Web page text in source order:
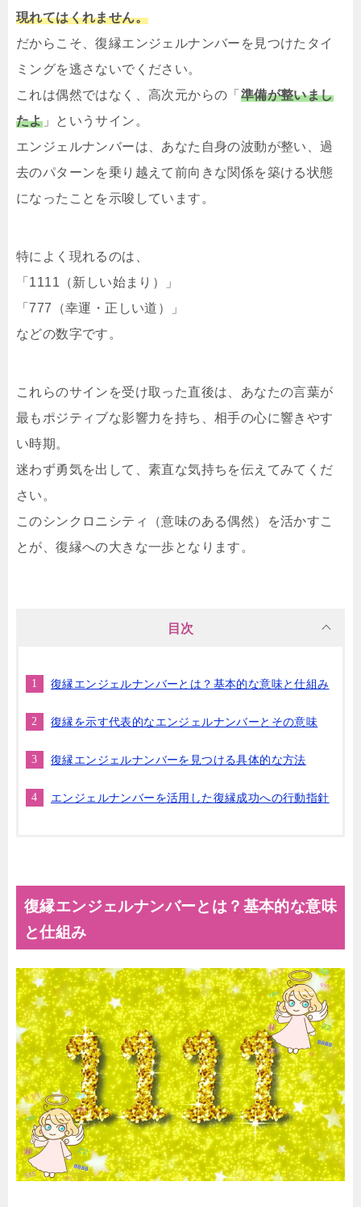
現れてはくれません。
だからこそ、復縁エンジェルナンバーを見つけたタイ
ミングを逃さないでください。
これは偶然ではなく、高次元からの「 準備が整いまし
たよ」というサイン。
エンジェルナンバーは、あなた自身の波動が整い、過
去のパターンを乗り越えて前向きな関係を築ける状態
になったことを示唆しています。
特によく現れるのは、
「1111（新しい始まり）」
「777（幸運・正しい道）」
などの数字です。
これらのサインを受け取った直後は、あなたの言葉が
最もポジティブな影響力を持ち、相手の心に響きやす
い時期。
迷わず勇気を出して、素直な気持ちを伝えてみてくだ
さい。
このシンクロニシティ（意味のある偶然）を活かすこ
とが、復縁への大きな一歩となります。
目次
復縁エンジェルナンバーとは？基本的な意味と仕組み
復縁を示す代表的なエンジェルナンバーとその意味
復縁エンジェルナンバーを見つける具体的な方法
エンジェルナンバーを活用した復縁成功への行動指針
復縁エンジェルナンバーとは？基本的な意味
と仕組み